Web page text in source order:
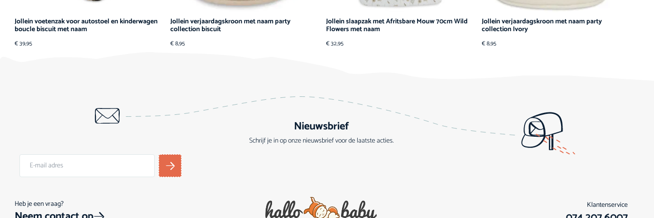
Jollein voetenzak voor autostoel en kinderwagen
boucle biscuit met naam
€39,95
Jollein verjaardagskroon met naam party
collection biscuit
€8,95
Jollein slaapzak met Afritsbare Mouw 70cm Wild
Flowers met naam
€32,95
Jollein verjaardagskroon met naam party
collection Ivory
€8,95
Nieuwsbrief
Schrijf je in op onze nieuwsbrief voor de laatste acties.
Heb je een vraag? Klantenservice